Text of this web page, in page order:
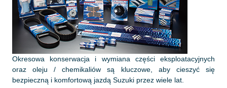
Okresowa konserwacja i wymiana części eksploatacyjnych
oraz oleju / chemikaliów są kluczowe, aby cieszyć się
bezpieczną i komfortową jazdą Suzuki przez wiele lat.